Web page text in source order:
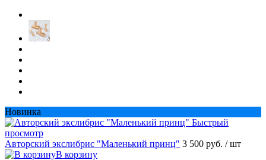
Новинка
Быстрый
просмотр
Авторский экслибрис "Маленький принц" 3 500 руб. / шт
В корзину